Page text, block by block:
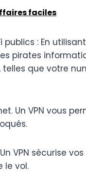
faciles
: En
pirates
que votre
VPN vous
sécurise
le vol.